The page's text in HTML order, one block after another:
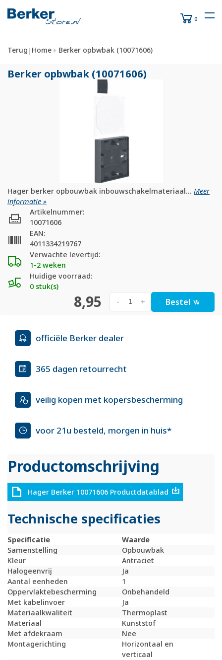
0
Terug | Home Berker opbwbak (10071606)
Berker opbwbak (10071606)
Hager berker opbouwbak inbouwschakelmateriaal... Meer
informatie »
Verwachte levertijd:
1-2 weken
Huidige voorraad:
0 stuk(s)
Artikelnummer:
10071606
EAN:
4011334219767
8,95 +
- Bestel
officiële Berker dealer
365 dagen retourrecht
veilig kopen met kopersbescherming
voor 21u besteld, morgen in huis*
Productomschrijving
Hager Berker 10071606 Productdatablad
Technische specificaties
Specificatie
Waarde
Samenstelling
Opbouwbak
Kleur
Antraciet
Halogeenvrij
Ja
Aantal eenheden
1
Oppervlaktebescherming
Onbehandeld
Met kabelinvoer
Ja
Materiaalkwaliteit
Thermoplast
Materiaal
Kunststof
Met afdekraam
Nee
Montagerichting
Horizontaal en
verticaal